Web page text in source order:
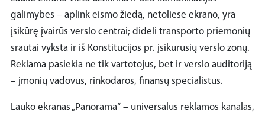
galimybes – aplink eismo žiedą, netoliese ekrano, yra
įsikūrę įvairūs verslo centrai; dideli transporto priemonių
srautai vyksta ir iš Konstitucijos pr. įsikūrusių verslo zonų.
Reklama pasiekia ne tik vartotojus, bet ir verslo auditoriją
– įmonių vadovus, rinkodaros, finansų specialistus.
Lauko ekranas „Panorama“ – universalus reklamos kanalas,